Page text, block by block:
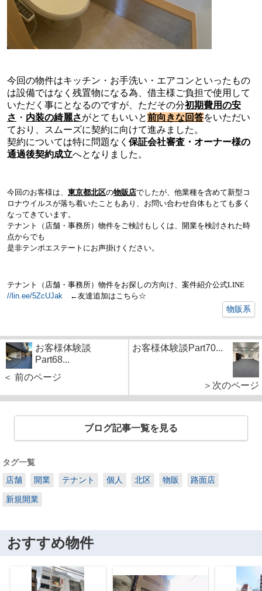
今回の物件はキッチン・お手洗い・エアコンといったもの
は設備ではなく残置物になる為、借主様ご負担で使用して
いただく事にとなるのですが、 ただその分初期費用の安
さ ・ 内装の綺麗さがとてもいいと前向きな回答をいただい
ており、スムーズに契約に向けて進みました。
契約については特に問題なく 保証会社審査・オーナー様の
通過後契約成立へとなりました。
今回のお客様は、 東京都北区の物販店でしたが、他業種を含めて新型コ
ロナウイルスが落ち着いたこともあり、お問い合わせ自体もとても多く
なってきています。
テナント（店舗・事務所）物件をご検討もしくは、開業を検討された時
点からでも
是非テンポエステートにお声掛けください。
テナント（店舗・事務所）物件をお探しの方向け、案件紹介公式LINE
//lin.ee/5ZcUJak
←友達追加はこちら ☆
物販系
お客様体験談
Part68...
＜ 前のページ
お客様体験談Part70...
＞次のページ
ブログ記事一覧を見る
タグ一覧
店舗
開業 テナント 個人 北区 物販 路面店
新規開業
おすすめ物件